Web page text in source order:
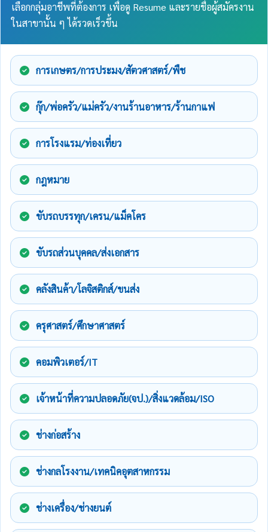
เลือกกลุ่มอาชีพที่ต้องการ เพื่อดู Resume และรายชื่อผู้สมัครงาน
ในสาขานั้น ๆ ได้รวดเร็วขึ้น
การเกษตร/การประมง/สัตวศาสตร์/พืช
กุ๊ก/พ่อครัว/แม่ครัว/งานร้านอาหาร/ร้านกาแฟ
การโรงแรม/ท่องเที่ยว
กฎหมาย
ขับรถบรรทุก/เครน/แม็คโคร
ขับรถส่วนบุคคล/ส่งเอกสาร
คลังสินค้า/โลจิสติกส์/ขนส่ง
ครุศาสตร์/ศึกษาศาสตร์
คอมพิวเตอร์/IT
เจ้าหน้าที่ความปลอดภัย(จป.)/สิ่งแวดล้อม/ISO
ช่างก่อสร้าง
ช่างกลโรงงาน/เทคนิคอุตสาหกรรม
ช่างเครื่อง/ช่างยนต์